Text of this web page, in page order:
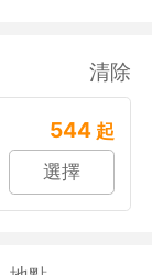
清除
544 起
選擇